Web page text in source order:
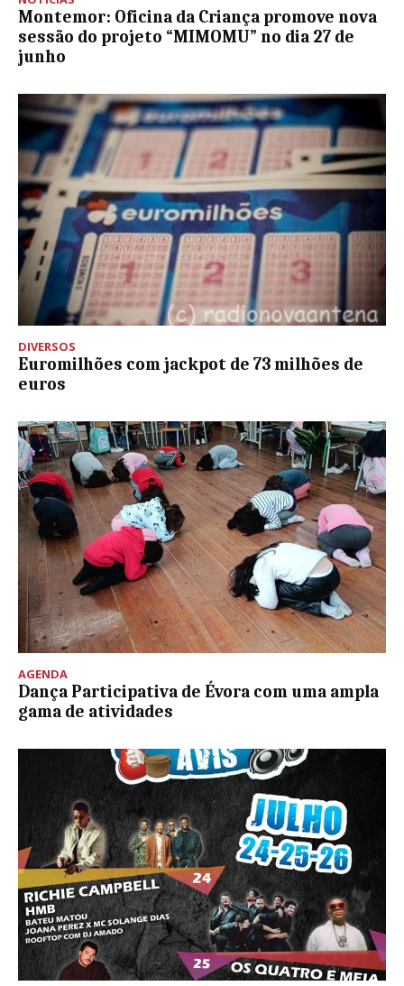
Montemor: Oficina da Criança promove nova
sessão do projeto “MIMOMU” no dia 27 de
junho
DIVERSOS
Euromilhões com jackpot de 73 milhões de
euros
AGENDA
Dança Participativa de Évora com uma ampla
gama de atividades